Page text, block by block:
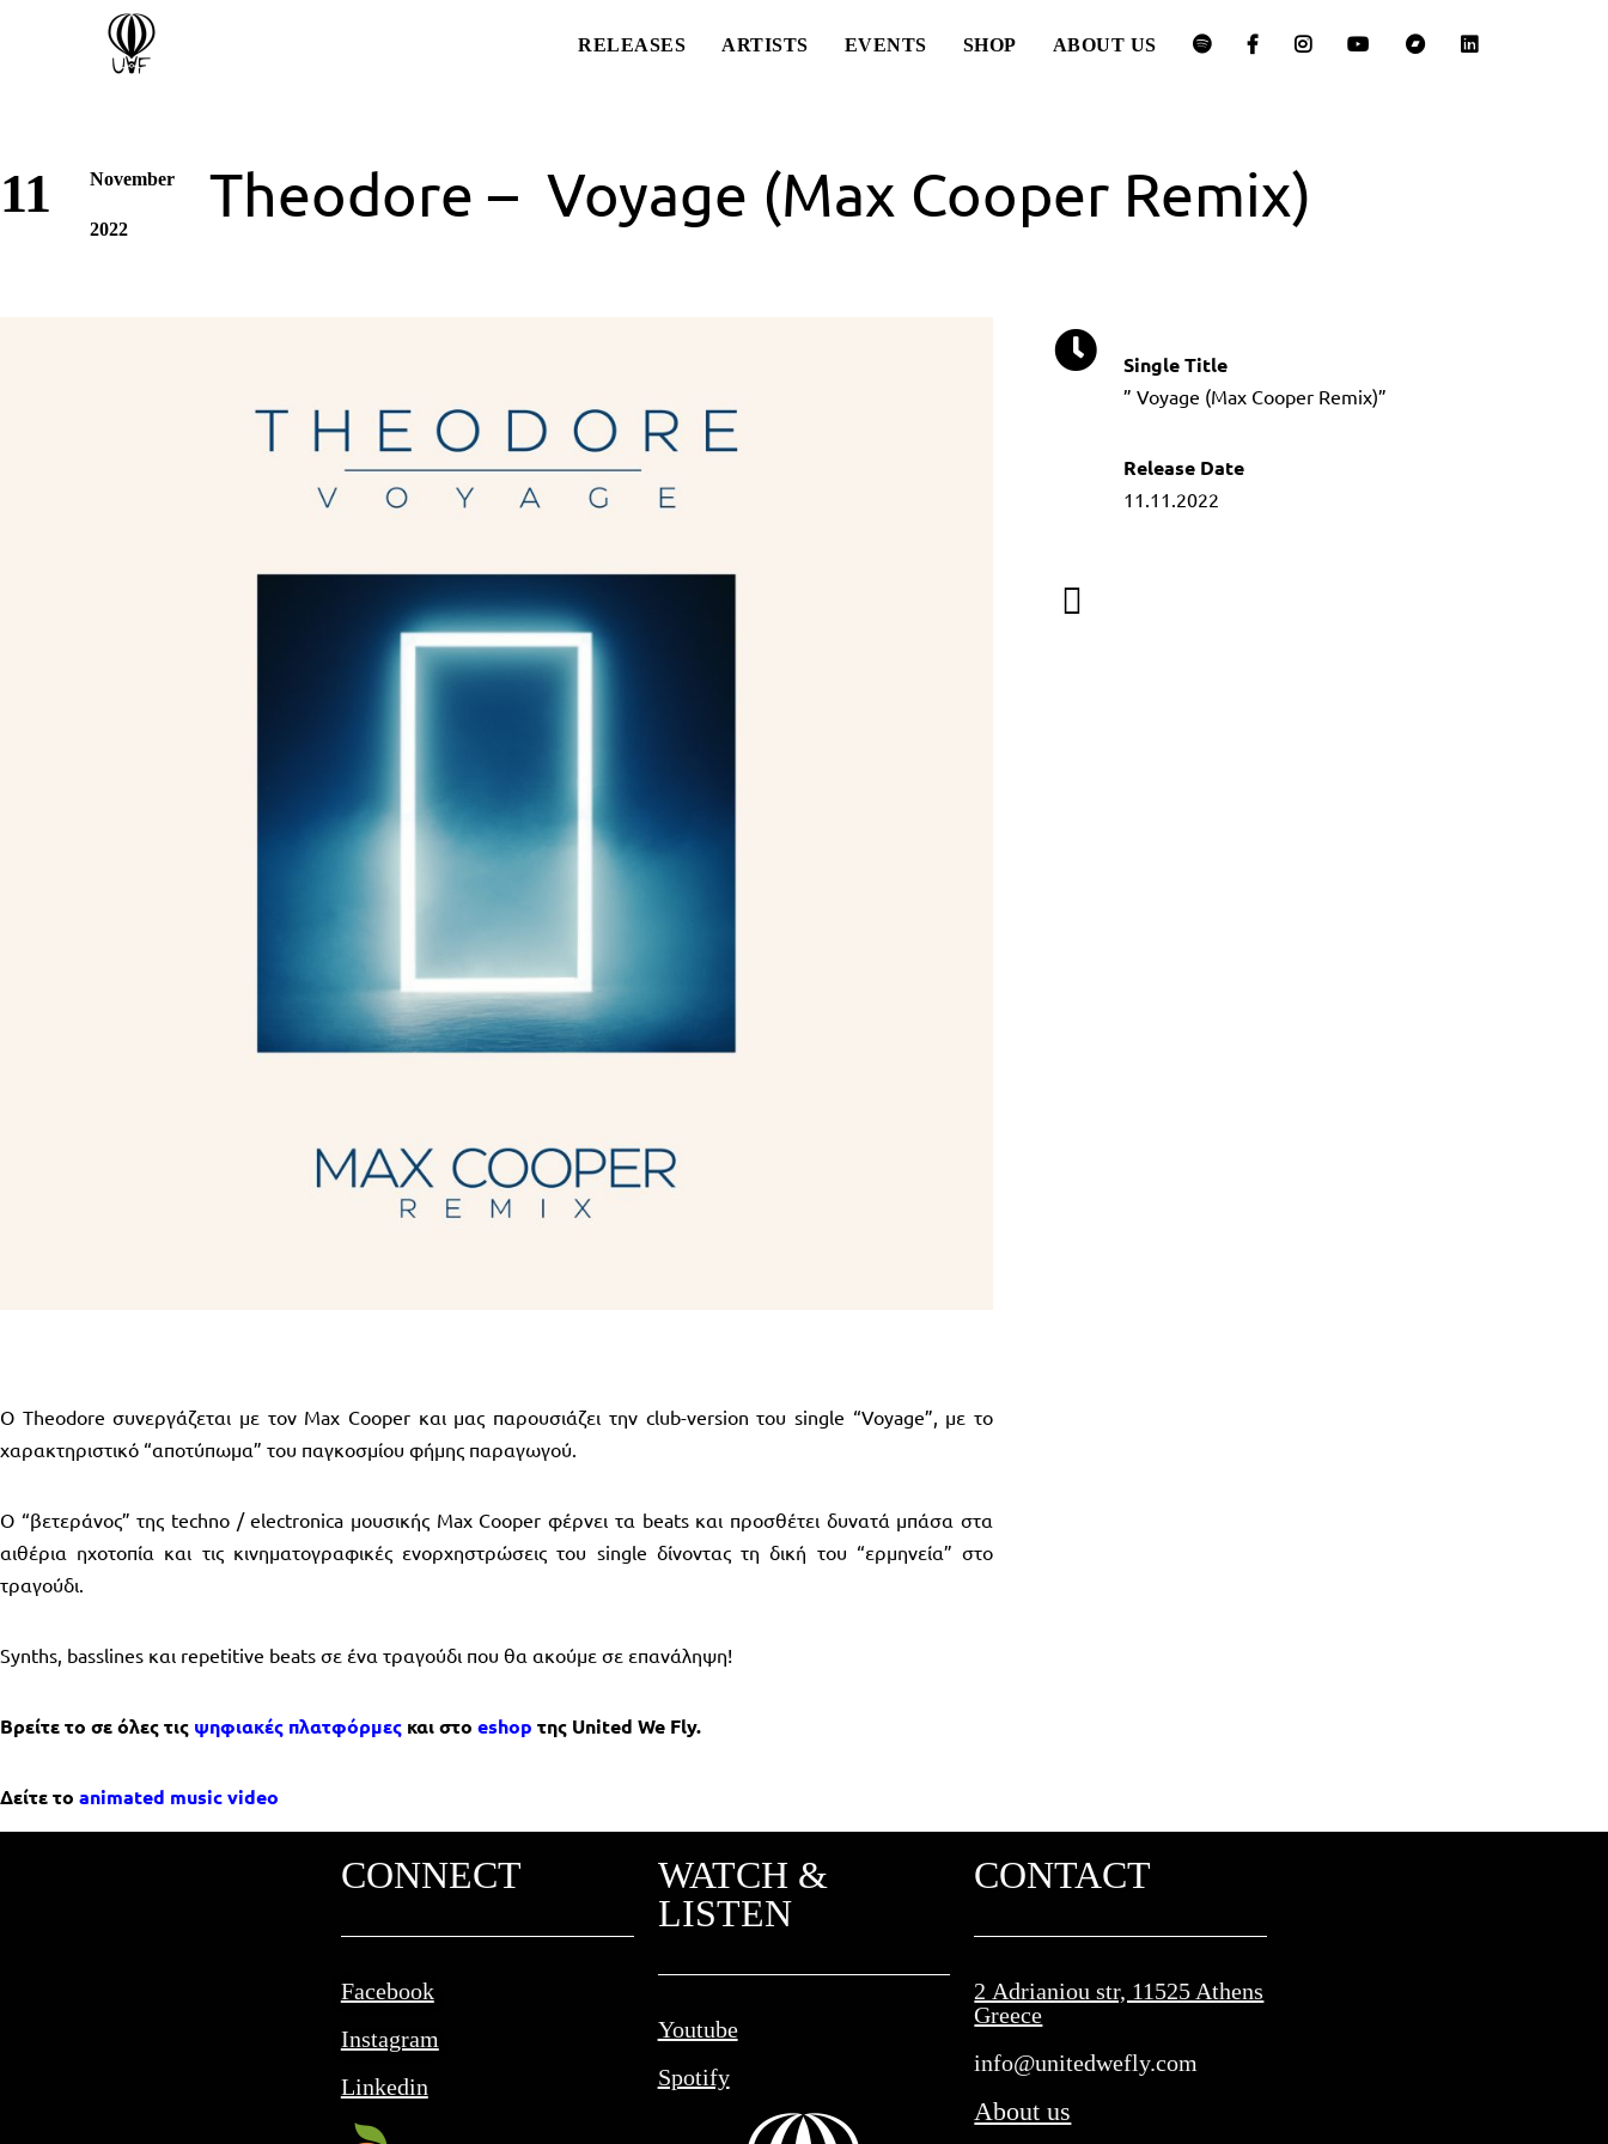
RELEASES ARTISTS EVENTS SHOP ABOUT US
11 November
2022
Theodore – Voyage (Max Cooper Remix)
O Theodore συνεργάζεται με τον Max Cooper και μας παρουσιάζει την club-version του single “Voyage”, με το
χαρακτηριστικό “αποτύπωμα” του παγκοσμίου φήμης παραγωγού.
Ο “βετεράνος” της techno / electronica μουσικής Max Cooper φέρνει τα beats και προσθέτει δυνατά μπάσα στα
αιθέρια ηχοτοπία και τις κινηματογραφικές ενορχηστρώσεις του single δίνοντας τη δική του “ερμηνεία” στο
τραγούδι.
Synths, basslines και repetitive beats σε ένα τραγούδι που θα ακούμε σε επανάληψη!
Βρείτε το σε όλες τις ψηφιακές πλατφόρμες καιστο eshop της United We Fly.
Δείτε το animated music video
Single Title
” Voyage (Max Cooper Remix)”
Release Date
11.11.2022
CONNECT
Facebook
Instagram
Linkedin
WATCH &
LISTEN
Youtube
Spotify
CONTACT
2 Adrianiou str, 11525 Athens
Greece
info@unitedwefly.com​
About us